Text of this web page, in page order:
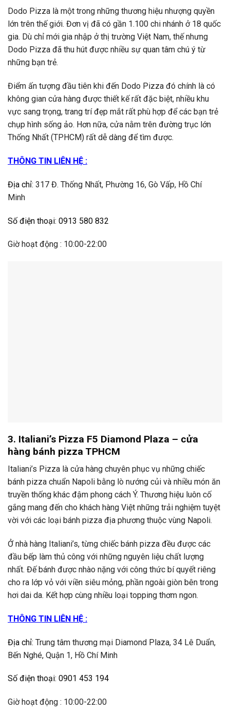
Dodo Pizza là một trong những thương hiệu nhượng quyền
lớn trên thế giới. Đơn vị đã có gần 1.100 chi nhánh ở 18 quốc
gia. Dù chỉ mới gia nhập ở thị trường Việt Nam, thế nhưng
Dodo Pizza đã thu hút được nhiều sự quan tâm chú ý từ
những bạn trẻ.
Điểm ấn tượng đầu tiên khi đến Dodo Pizza đó chính là có
không gian cửa hàng được thiết kế rất đặc biệt, nhiều khu
vực sang trọng, trang trí đẹp mắt rất phù hợp để các bạn trẻ
chụp hình sống ảo. Hơn nữa, cửa nằm trên đường trục lớn
Thống Nhất (TPHCM) rất dễ dàng để tìm được.
THÔNG TIN LIÊN HỆ :
Địa chỉ: 317 Đ. Thống Nhất, Phường 16, Gò Vấp, Hồ Chí
Minh
Số điện thoại: 0913 580 832
Giờ hoạt động : 10:00-22:00
3. Italiani’s Pizza F5 Diamond Plaza – cửa
hàng bánh pizza TPHCM
Italiani’s Pizza là cửa hàng chuyên phục vụ những chiếc
bánh pizza chuẩn Napoli bằng lò nướng củi và nhiều món ăn
truyền thống khác đậm phong cách Ý. Thương hiệu luôn cố
gắng mang đến cho khách hàng Việt những trải nghiệm tuyệt
vời với các loại bánh pizza địa phương thuộc vùng Napoli.
Ở nhà hàng Italiani’s, từng chiếc bánh pizza đều được các
đầu bếp làm thủ công với những nguyên liệu chất lượng
nhất. Đế bánh được nhào nặng với công thức bí quyết riêng
cho ra lớp vỏ với viền siêu mỏng, phần ngoài giòn bên trong
hơi dai da. Kết hợp cùng nhiều loại topping thơm ngon.
THÔNG TIN LIÊN HỆ :
Địa chỉ: Trung tâm thương mại Diamond Plaza, 34 Lê Duẩn,
Bến Nghé, Quận 1, Hồ Chí Minh
Số điện thoại: 0901 453 194
Giờ hoạt động : 10:00-22:00